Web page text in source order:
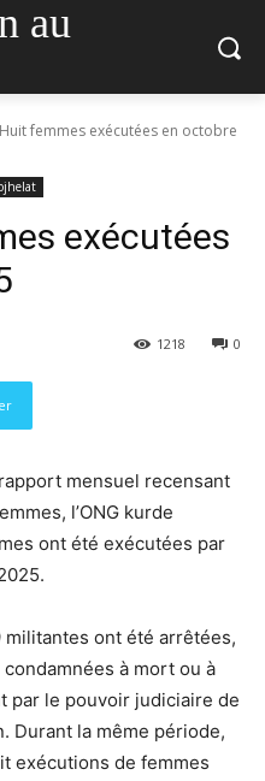
au
Huit femmes exécutées en octobre
exécutées
0
1218
mensuel recensant
l’ONG kurde
ont été exécutées par
militantes ont été arrêtées,
à mort ou à
par le pouvoir judiciaire de
Durant la même période,
exécutions de femmes